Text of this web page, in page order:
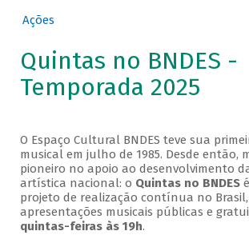
Ações
Quintas no BNDES -
Temporada 2025
O Espaço Cultural BNDES teve sua
musical em julho de 1985. Desde então,
pioneiro no apoio ao desenvolvimento
artística nacional: o Quintas no BNDES
projeto de realização contínua no
apresentações musicais públicas e
quintas-feiras às 19h.